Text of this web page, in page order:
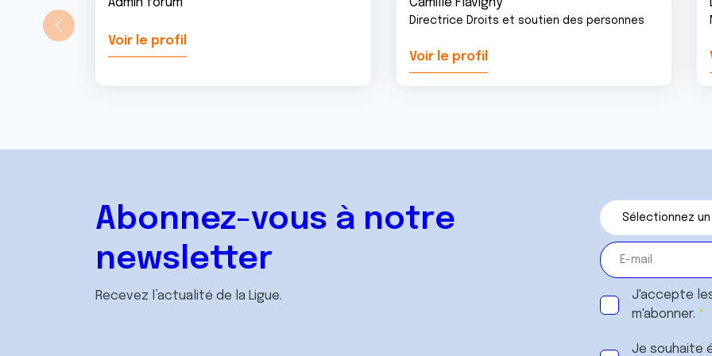
Admin forum
Voir le profil
Camille Flavigny
Directrice Droits et soutien des personnes
Voir le profil
Abonnez-vous à notre
newsletter
Recevez l’actualité de la Ligue.
J'accepte
m'abonner.
Je souhaite